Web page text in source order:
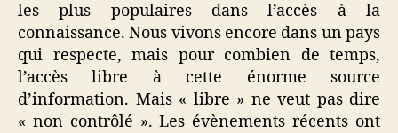
les plus populaires dans l’accès à la
connaissance. Nous vivons encore dans un pays
qui respecte, mais pour combien de temps,
l’accès libre à cette énorme source
d’information. Mais « libre » ne veut pas dire
« non contrôlé ». Les évènements récents ont